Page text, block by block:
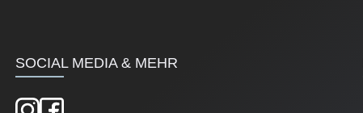
SOCIAL MEDIA & MEHR